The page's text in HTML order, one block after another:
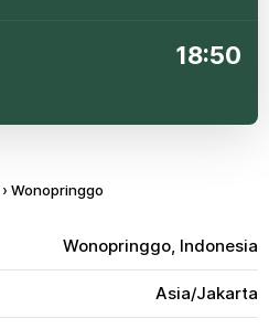
18:50
› Wonopringgo
Wonopringgo, Indonesia
Asia/Jakarta